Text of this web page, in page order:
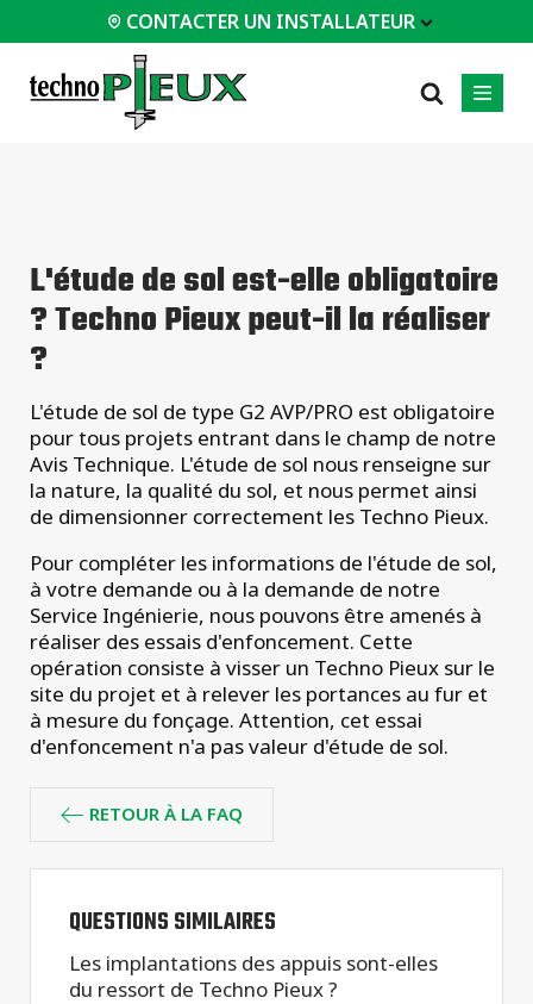
CONTACTER UN INSTALLATEUR
Maisons /
Chalets
Support pour
modulaires
Hangars
Tous les
types de
Résidentiels
Commerciaux
Industriels
Études de cas
Certifications
Foire aux questions
techniques
Équipements
d'installation
L'étude de sol est-elle obligatoire
? Techno Pieux peut-il la réaliser
?
L'étude de sol de type G2 AVP/PRO est obligatoire
pour tous projets entrant dans le champ de notre
Avis Technique. L'étude de sol nous renseigne sur
la nature, la qualité du sol, et nous permet ainsi
de dimensionner correctement les Techno Pieux.
Pour compléter les informations de l'étude de sol,
à votre demande ou à la demande de notre
Service Ingénierie, nous pouvons être amenés à
réaliser des essais d'enfoncement. Cette
opération consiste à visser un Techno Pieux sur le
site du projet et à relever les portances au fur et
à mesure du fonçage. Attention, cet essai
d'enfoncement n'a pas valeur d'étude de sol.
RETOUR À LA FAQ
QUESTIONS SIMILAIRES
Les implantations des appuis sont-elles
du ressort de Techno Pieux ?